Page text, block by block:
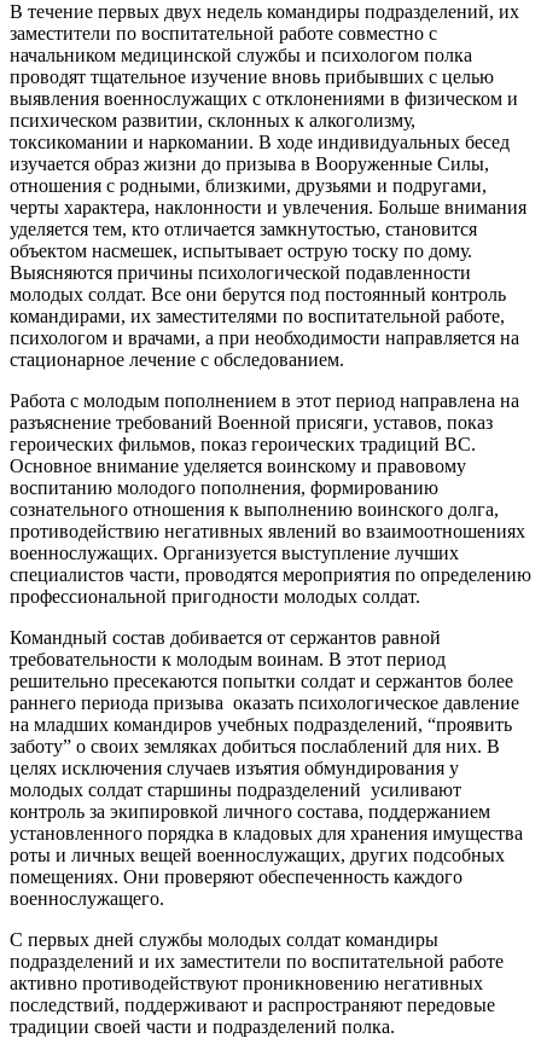
В течение первых двух недель командиры подразделений, их
заместители по воспитательной работе совместно с
начальником медицинской службы и психологом полка
проводят тщательное изучение вновь прибывших с целью
выявления военнослужащих с отклонениями в физическом и
психическом развитии, склонных к алкоголизму,
токсикомании и наркомании. В ходе индивидуальных бесед
изучается образ жизни до призыва в Вооруженные Силы,
отношения с родными, близкими, друзьями и подругами,
черты характера, наклонности и увлечения. Больше внимания
уделяется тем, кто отличается замкнутостью, становится
объектом насмешек, испытывает острую тоску по дому.
Выясняются причины психологической подавленности
молодых солдат. Все они берутся под постоянный контроль
командирами, их заместителями по воспитательной работе,
психологом и врачами, а при необходимости направляется на
стационарное лечение с обследованием.
Работа с молодым пополнением в этот период направлена на
разъяснение требований Военной присяги, уставов, показ
героических фильмов, показ героических традиций ВС.
Основное внимание уделяется воинскому и правовому
воспитанию молодого пополнения, формированию
сознательного отношения к выполнению воинского долга,
противодействию негативных явлений во взаимоотношениях
военнослужащих. Организуется выступление лучших
специалистов части, проводятся мероприятия по определению
профессиональной пригодности молодых солдат.
Командный состав добивается от сержантов равной
требовательности к молодым воинам. В этот период
решительно пресекаются попытки солдат и сержантов более
раннего периода призыва оказать психологическое давление
на младших командиров учебных подразделений, “проявить
заботу” о своих земляках добиться послаблений для них. В
целях исключения случаев изъятия обмундирования у
молодых солдат старшины подразделений усиливают
контроль за экипировкой личного состава, поддержанием
установленного порядка в кладовых для хранения имущества
роты и личных вещей военнослужащих, других подсобных
помещениях. Они проверяют обеспеченность каждого
военнослужащего.
С первых дней службы молодых солдат командиры
подразделений и их заместители по воспитательной работе
активно противодействуют проникновению негативных
последствий, поддерживают и распространяют передовые
традиции своей части и подразделений полка.